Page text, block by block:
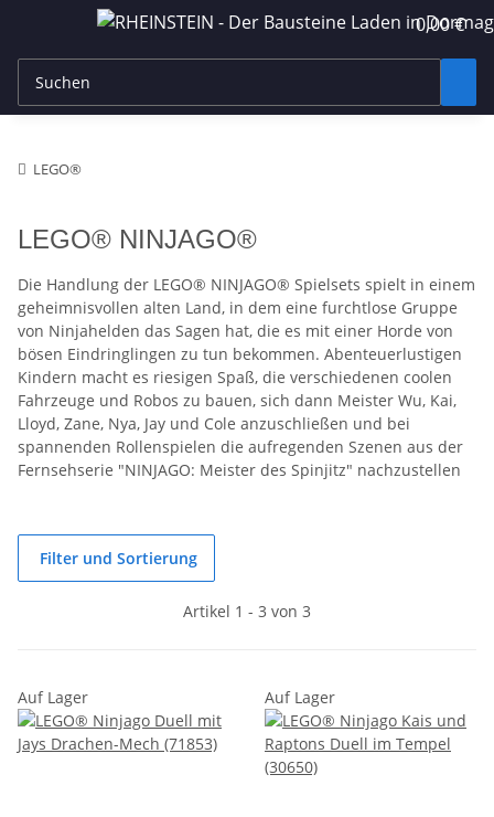
0,00 €
LEGO®
LEGO® NINJAGO®
Die Handlung der LEGO® NINJAGO® Spielsets spielt in einem
geheimnisvollen alten Land, in dem eine furchtlose Gruppe
von Ninjahelden das Sagen hat, die es mit einer Horde von
bösen Eindringlingen zu tun bekommen. Abenteuerlustigen
Kindern macht es riesigen Spaß, die verschiedenen coolen
Fahrzeuge und Robos zu bauen, sich dann Meister Wu, Kai,
Lloyd, Zane, Nya, Jay und Cole anzuschließen und bei
spannenden Rollenspielen die aufregenden Szenen aus der
Fernsehserie "NINJAGO: Meister des Spinjitz" nachzustellen
Filter und Sortierung
Artikel 1 - 3 von 3
Auf Lager Auf Lager